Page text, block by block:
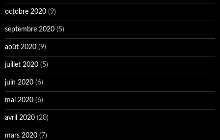
octobre 2020 (9)
septembre 2020 (5)
août 2020 (9)
juillet 2020 (5)
juin 2020 (6)
mai 2020 (6)
avril 2020 (20)
mars 2020 (7)